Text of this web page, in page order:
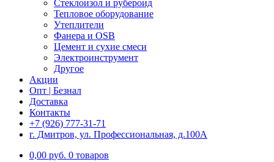
Стеклоизол и рубероид
Тепловое оборудование
Утеплители
Фанера и OSB
Цемент и сухие смеси
Электроинструмент
Другое
Акции
Опт | Безнал
Доставка
Контакты
+7 (926) 777-31-71
г. Дмитров, ул. Профессиональная, д.100А
0,00 руб. 0 товаров